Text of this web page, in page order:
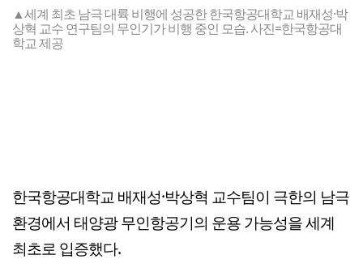
▲세계 최초 남극 대륙 비행에 성공한 한국항공대학교 배재성·박
상혁 교수 연구팀의 무인기가 비행 중인 모습. 사진=한국항공대
학교 제공
한국항공대학교 배재성·박상혁 교수팀이 극한의 남극
환경에서 태양광 무인항공기의 운용 가능성을 세계
최초로 입증했다.